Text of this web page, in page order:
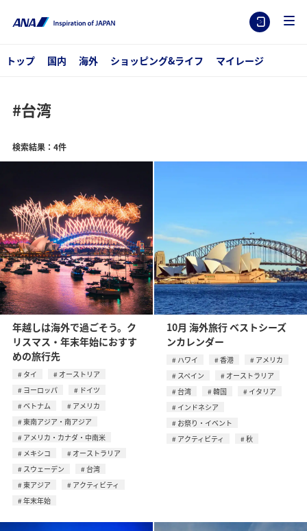
トップ 国内 海外 ショッピング&ライフ マイレージ
#台湾
検索結果：4件
年越しは海外で過ごそう。ク
リスマス・年末年始におすす
めの旅行先
タイ
オーストリア
ヨーロッパ
ドイツ
ベトナム
アメリカ
東南アジア・南アジア
アメリカ・カナダ・中南米
メキシコ
オーストラリア
スウェーデン
台湾
東アジア
アクティビティ
年末年始
10月 海外旅行 ベストシーズ
ンカレンダー
ハワイ 香港
アメリカ
スペイン
オーストラリア
台湾
韓国
イタリア
インドネシア
お祭り・イベント
アクティビティ
秋